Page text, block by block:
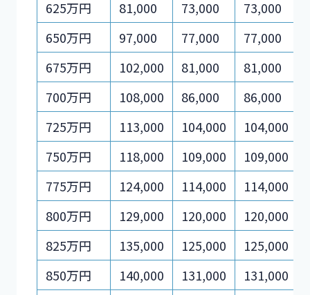
625万円
81,000 73,000
73,000
650万円
97,000 77,000
77,000
675万円
102,000 81,000
81,000
700万円
108,000 86,000
86,000
725万円
113,000 104,000
104,000
750万円
118,000 109,000
109,000
775万円
124,000 114,000
114,000
800万円
129,000 120,000
120,000
825万円
135,000 125,000
125,000
850万円
140,000 131,000
131,000